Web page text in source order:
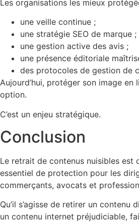
Les organisations les mieux
une veille continue ;
une stratégie SEO de marque ;
une gestion active des avis ;
une présence éditoriale
des protocoles de gestion de
Aujourd’hui, protéger son image en
option.
C’est un enjeu stratégique.
Conclusion
Le retrait de contenus nuisibles est
essentiel de protection pour les
commerçants, avocats et
Qu’il s’agisse de retirer un contenu
un contenu internet préjudiciable,